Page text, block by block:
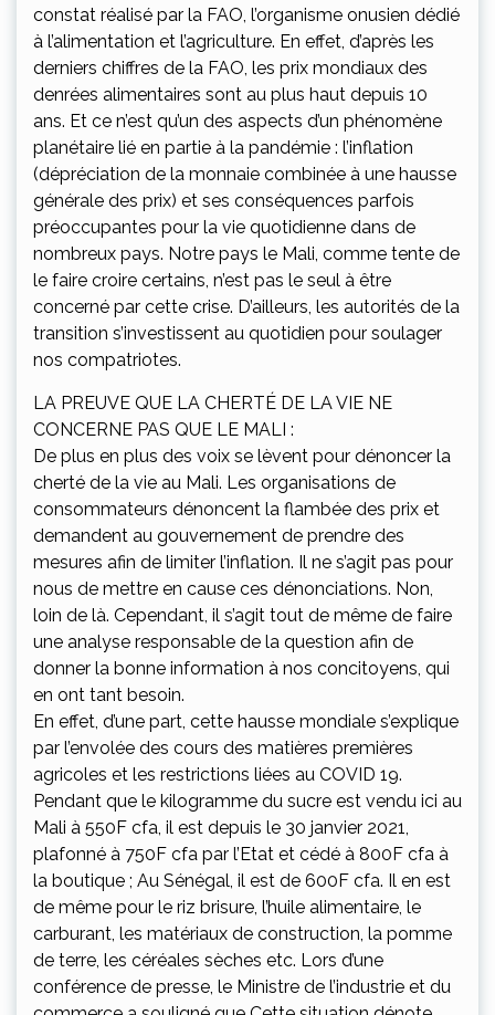
constat réalisé par la FAO, l’organisme onusien dédié
à l’alimentation et l’agriculture. En effet, d’après les
derniers chiffres de la FAO, les prix mondiaux des
denrées alimentaires sont au plus haut depuis 10
ans. Et ce n’est qu’un des aspects d’un phénomène
planétaire lié en partie à la pandémie : l’inflation
(dépréciation de la monnaie combinée à une hausse
générale des prix) et ses conséquences parfois
préoccupantes pour la vie quotidienne dans de
nombreux pays. Notre pays le Mali, comme tente de
le faire croire certains, n’est pas le seul à être
concerné par cette crise. D’ailleurs, les autorités de la
transition s’investissent au quotidien pour soulager
nos compatriotes.
LA PREUVE QUE LA CHERTÉ DE LA VIE NE
CONCERNE PAS QUE LE MALI :
De plus en plus des voix se lèvent pour dénoncer la
cherté de la vie au Mali. Les organisations de
consommateurs dénoncent la flambée des prix et
demandent au gouvernement de prendre des
mesures afin de limiter l’inflation. Il ne s’agit pas pour
nous de mettre en cause ces dénonciations. Non,
loin de là. Cependant, il s’agit tout de même de faire
une analyse responsable de la question afin de
donner la bonne information à nos concitoyens, qui
en ont tant besoin.
En effet, d’une part, cette hausse mondiale s’explique
par l’envolée des cours des matières premières
agricoles et les restrictions liées au COVID 19.
Pendant que le kilogramme du sucre est vendu ici au
Mali à 550F cfa, il est depuis le 30 janvier 2021,
plafonné à 750F cfa par l’Etat et cédé à 800F cfa à
la boutique ; Au Sénégal, il est de 600F cfa. Il en est
de même pour le riz brisure, l’huile alimentaire, le
carburant, les matériaux de construction, la pomme
de terre, les céréales sèches etc. Lors d’une
conférence de presse, le Ministre de l’industrie et du